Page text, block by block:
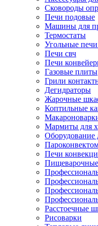
Сковороды
Печи подовые
Машины для
Термостаты
Угольные
Печи свч
Печи
Газовые плиты
Грили
Дегидраторы
Жарочные
Коптильные
Мармиты для
Оборудование
Печи
Расстоечные
Рисоварки